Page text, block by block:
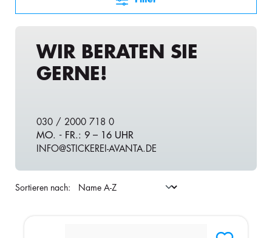
WIR BERATEN SIE
GERNE!
030 / 2000 718 0
MO. - FR.: 9 – 16 UHR
INFO@STICKEREI-AVANTA.DE
Sortieren nach: